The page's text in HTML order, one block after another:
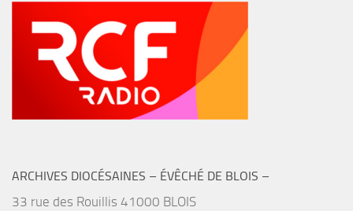
ARCHIVES DIOCÉSAINES – ÉVÊCHÉ DE BLOIS –
33 rue des Rouillis 41000 BLOIS